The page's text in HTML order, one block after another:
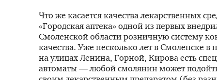
Что же касается качества ле­карст­венных
«Городская аптека» одной из первых
Смоленской области розничную систему
качества. Уже несколько лет в Смоленске в
на улицах Ленина, Горной, Кирова есть
автоматы — любой смолянин может